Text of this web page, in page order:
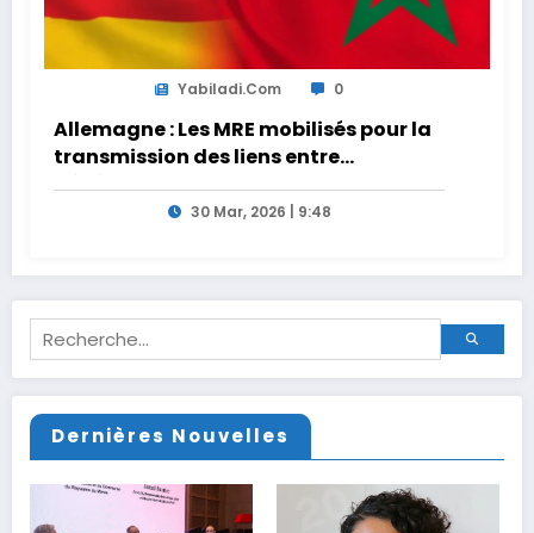
Yabiladi.com 0
Allemagne : Les MRE mobilisés pour la
transmission des liens entre
générations
30 Mar, 2026 | 9:48
Dernières Nouvelles